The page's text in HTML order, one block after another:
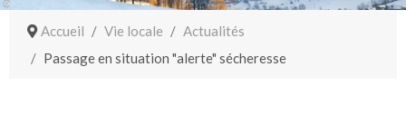
Accueil Vie locale
Actualités
Passage en situation "alerte" sécheresse